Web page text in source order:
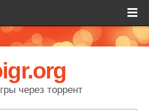
через торрент